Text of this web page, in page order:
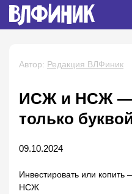
Автор: Редакция ВЛФиник
ИСЖ и НСЖ —
только
09.10.2024
Инвестировать или
НСЖ